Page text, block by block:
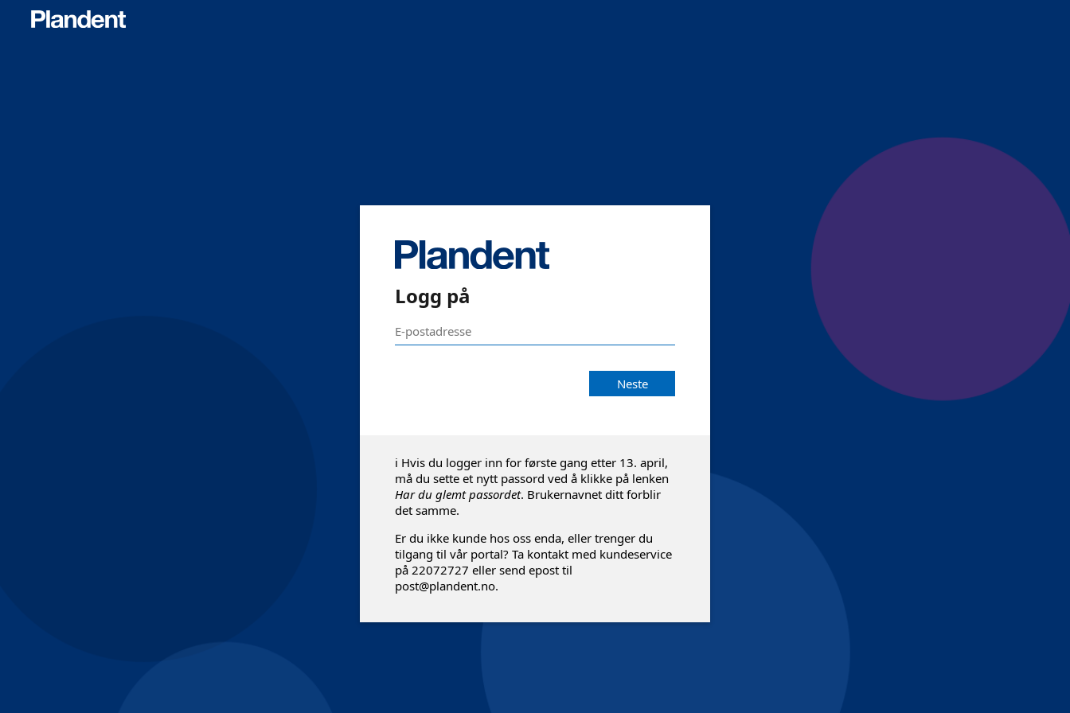
Logg på
Neste
ℹ️ Hvis du logger inn for første gang etter 13. april,
må du sette et nytt passord ved å klikke på lenken
Har du glemt passordet. Brukernavnet ditt forblir
det samme.
Er du ikke kunde hos oss enda, eller trenger du
tilgang til vår portal? Ta kontakt med kundeservice
på 22072727 eller send epost til
post@plandent.no.